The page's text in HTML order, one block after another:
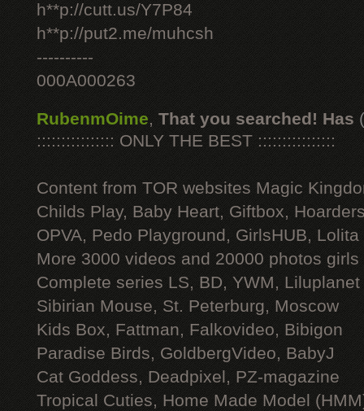
h**p://cutt.us/Y7P84
h**p://put2.me/muhcsh
----------
000A000263
RubenmOime, That you searched! Has
:::::::::::::::: ONLY THE BEST ::::::::::::::::
Content from TOR websites Magic
Childs Play, Baby Heart, Giftbox,
OPVA, Pedo Playground, GirlsHUB, Lolita
More 3000 videos and 20000 photos
Complete series LS, BD, YWM, Liluplanet
Sibirian Mouse, St. Peterburg, Moscow
Kids Box, Fattman, Falkovideo, Bibigon
Paradise Birds, GoldbergVideo, BabyJ
Cat Goddess, Deadpixel, PZ-magazine
Tropical Cuties, Home Made Model